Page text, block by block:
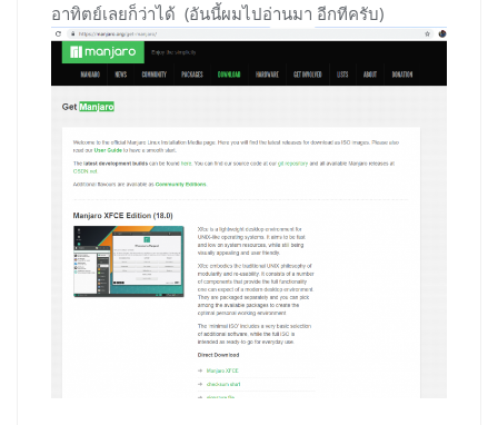
อาทิตย์เลยก็ว่าได้ (อันนี้ผมไปอ่านมา อีกทีครับ)